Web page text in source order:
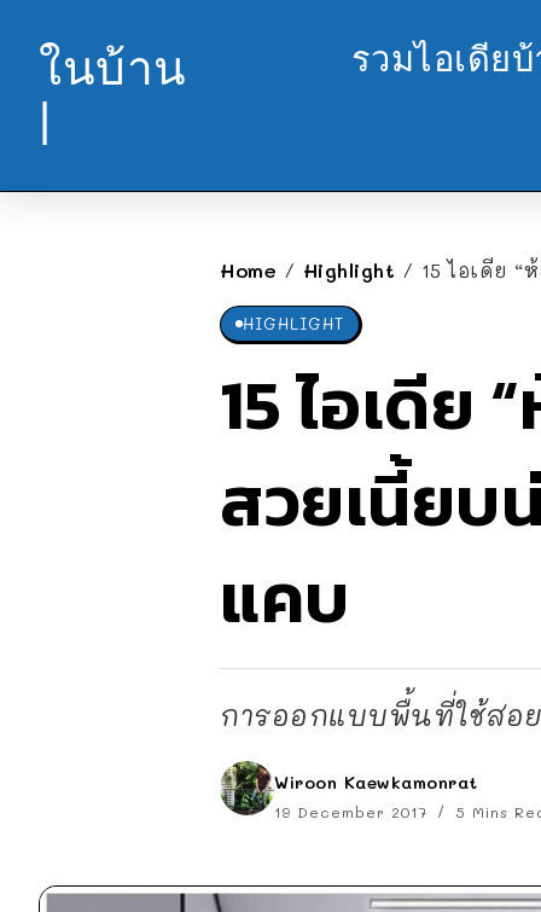
ในบ้าน
|
รวมไอเดีย
Home / Highlight / 15 ไอเดีย
HIGHLIGHT
15 ไอเดีย
สวยเนี้ยบ
แคบ
การออกแบบพื้นที่ใช้สอ
Wiroon Kaewkamonrat
19 December 2017 5 Mins